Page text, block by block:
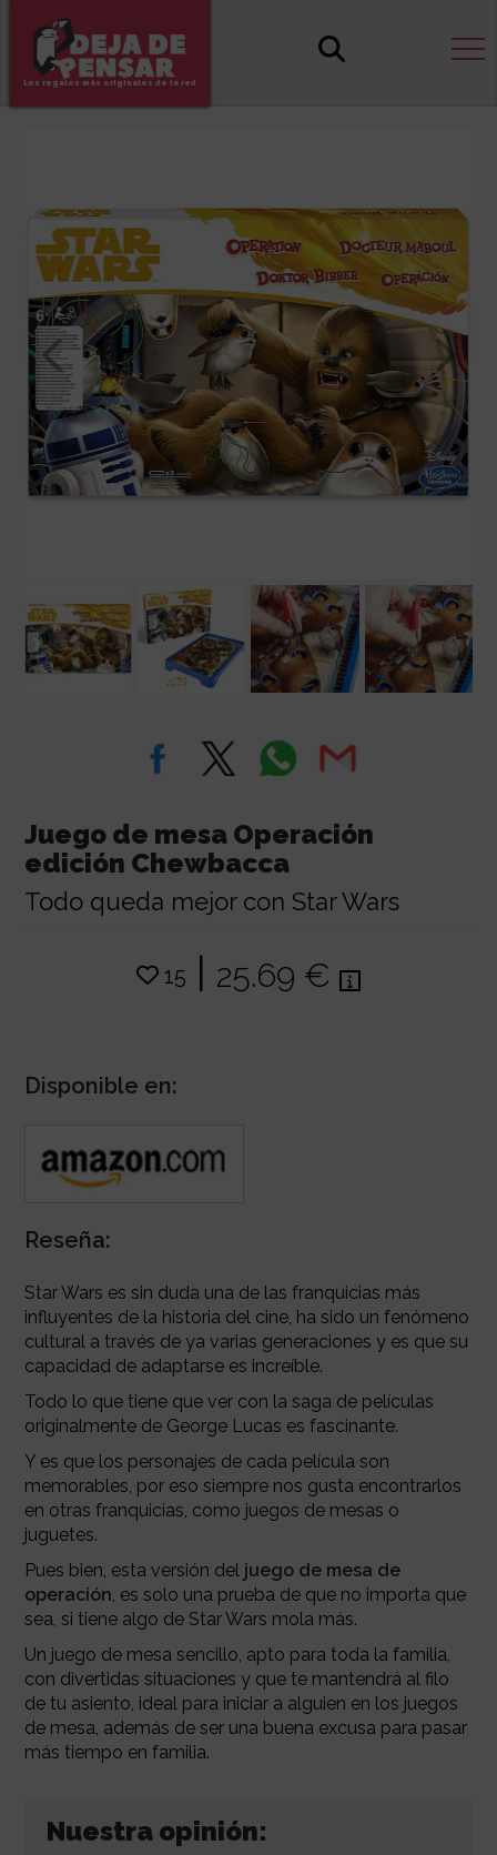
Los regalos más originales de la red
Juego de mesa Operación
edición Chewbacca
Todo queda mejor con Star Wars
15 | 25.69 €
Disponible en:
Reseña:
Star Wars es sin duda una de las franquicias más
influyentes de la historia del cine, ha sido un fenómeno
cultural a través de ya varias generaciones y es que su
capacidad de adaptarse es increíble.
Todo lo que tiene que ver con la saga de películas
originalmente de George Lucas es fascinante.
Y es que los personajes de cada película son
memorables, por eso siempre nos gusta encontrarlos
en otras franquicias, como juegos de mesas o
juguetes.
Pues bien, esta versión del juego de mesa de
operación, es solo una prueba de que no importa que
sea, si tiene algo de Star Wars mola más.
Un juego de mesa sencillo, apto para toda la familia,
con divertidas situaciones y que te mantendrá al filo
de tu asiento, ideal para iniciar a alguien en los juegos
de mesa, además de ser una buena excusa para pasar
más tiempo en familia.
Nuestra opinión: